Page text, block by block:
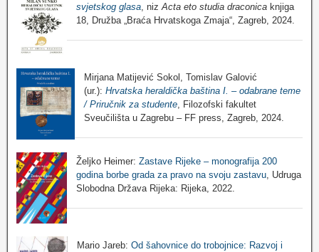
svjetskog glasa , niz Acta eto studia draconica knjiga
18, Družba „Braća Hrvatskoga Zmaja“, Zagreb, 2024.
Mirjana Matijević Sokol, Tomislav Galović
(ur.): Hrvatska heraldička baština I. – odabrane teme
/ Priručnik za studente, Filozofski fakultet
Sveučilišta u Zagrebu – FF press, Zagreb, 2024.
Željko Heimer: Zastave Rijeke – monografija 200
godina borbe grada za pravo na svoju zastavu, Udruga
Slobodna Država Rijeka: Rijeka, 2022.
Mario Jareb: Od šahovnice do trobojnice: Razvoj i